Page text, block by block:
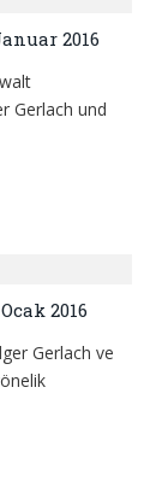
2016
Gerlach und
2016
Gerlach ve